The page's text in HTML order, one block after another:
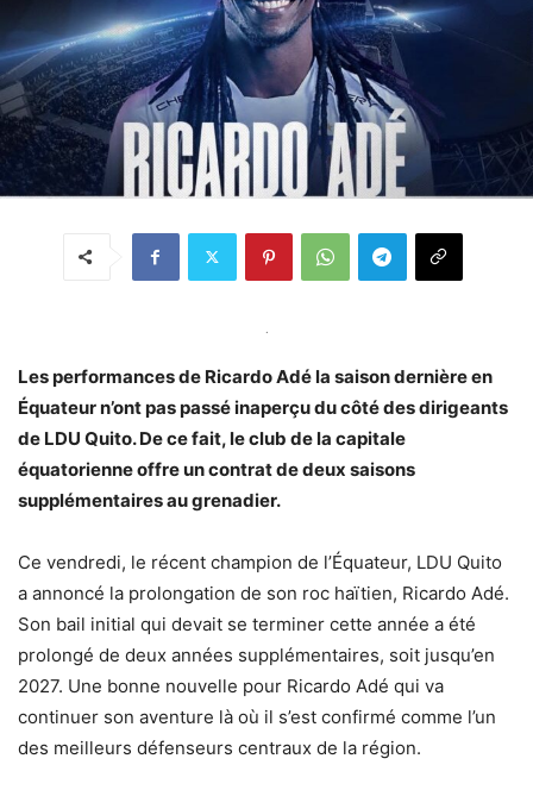
Les performances de Ricardo Adé la saison dernière en
Équateur n’ont pas passé inaperçu du côté des dirigeants
de LDU Quito. De ce fait, le club de la capitale
équatorienne offre un contrat de deux saisons
supplémentaires au grenadier.
Ce vendredi, le récent champion de l’Équateur, LDU Quito
a annoncé la prolongation de son roc haïtien, Ricardo Adé.
Son bail initial qui devait se terminer cette année a été
prolongé de deux années supplémentaires, soit jusqu’en
2027. Une bonne nouvelle pour Ricardo Adé qui va
continuer son aventure là où il s’est confirmé comme l’un
des meilleurs défenseurs centraux de la région.